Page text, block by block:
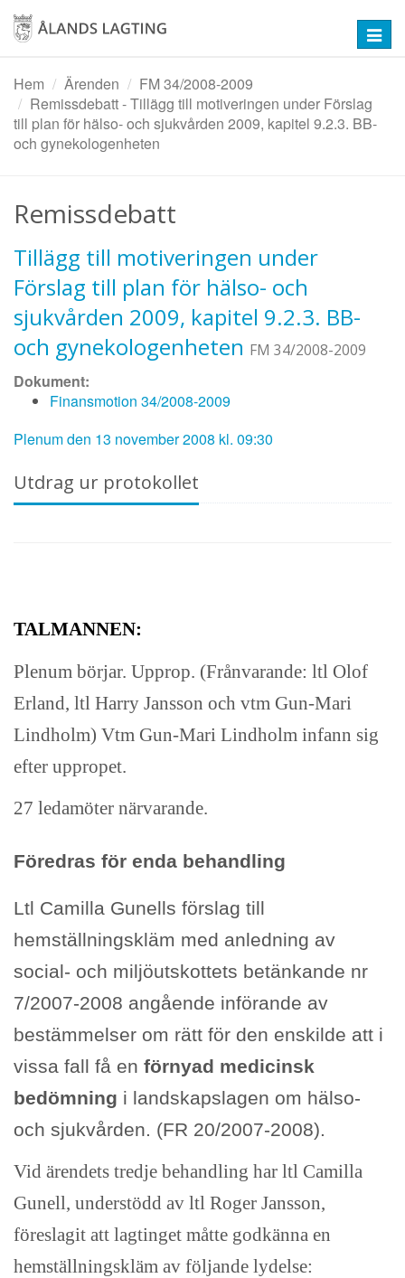
Hoppa
huvudinnehåll
Hem
Ärenden
FM 34/2008-2009
Remissdebatt - Tillägg till motiveringen under Förslag
till plan för hälso- och sjukvården 2009, kapitel 9.2.3. BB-
och gynekologenheten
Remissdebatt
Tillägg till motiveringen under
Förslag till plan för hälso- och
sjukvården 2009, kapitel 9.2.3. BB-
och gynekologenheten FM 34/2008-2009
Dokument:
Finansmotion 34/2008-2009
Plenum den 13 november 2008 kl. 09:30
Utdrag ur protokollet
TALMANNEN:
Plenum börjar. Upprop. (Frånvarande: ltl Olof
Erland, ltl Harry Jansson och vtm Gun-Mari
Lindholm) Vtm Gun-Mari Lindholm infann sig
efter uppropet.
27 ledamöter närvarande.
Föredras för enda behandling
Ltl Camilla Gunells förslag till
hemställningskläm med anledning av
social- och miljöutskottets betänkande nr
7/2007-2008 angående införande av
bestämmelser om rätt för den enskilde att i
vissa fall få en förnyad medicinsk
bedömning i landskapslagen om hälso-
och sjukvården. (FR 20/2007-2008).
Vid ärendets tredje behandling har ltl Camilla
Gunell, understödd av ltl Roger Jansson,
föreslagit att lagtinget måtte godkänna en
hemställningskläm av följande lydelse: